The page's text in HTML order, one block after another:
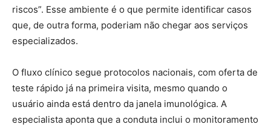
riscos”. Esse ambiente é o que permite identificar casos
que, de outra forma, poderiam não chegar aos serviços
especializados.
O fluxo clínico segue protocolos nacionais, com oferta de
teste rápido já na primeira visita, mesmo quando o
usuário ainda está dentro da janela imunológica. A
especialista aponta que a conduta inclui o monitoramento